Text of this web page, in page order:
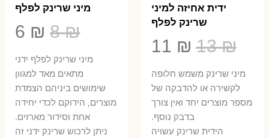
ידית אחיזה למיני
שרינק לפלף
13₪
המחיר
המקורי
היה:
13 ₪.
11 ₪
הוא:
​מיני שרינק משמש חלופה
לקשירה או להדבקה של
מספר מוצרים יחד ואין צורך
בדבק נוסף.
הידית שרינק עשויה
מיני שרינק לפלף
8₪
היה:
8 ₪.
6 ₪
6 ₪.
מיני שרינק לפלף ידני
מתאים מאד למגוון
שימושים ביניהם הצמדת
מוצרים, הידוקם לכדי יחידה
אחת וסידור מארזים.
ניתן לרכוש שרינק ידני זה